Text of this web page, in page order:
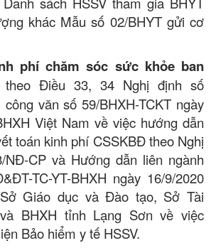
khác Mẫu số 02/BHYT gửi cơ
phí chăm sóc sức khỏe ban
theo Điều 33, 34 Nghị định số
văn số 59/BHXH-TCKT ngày
Việt Nam về việc hướng dẫn
toán kinh phí CSSKBĐ theo Nghị
NĐ-CP và Hướng dẫn liên ngành
TC-YT-BHXH ngày 16/9/2020
Giáo dục và Đào tạo, Sở Tài
BHXH tỉnh Lạng Sơn về việc
Bảo hiểm y tế HSSV.